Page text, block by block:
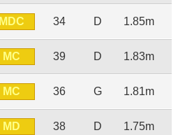
MDC 34 D 1.85m
MC 39 D 1.83m
MC 36 G 1.81m
MD 38 D 1.75m